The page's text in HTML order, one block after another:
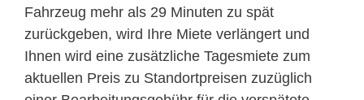
Fahrzeug mehr als 29 Minuten zu spät
zurückgeben, wird Ihre Miete verlängert und
Ihnen wird eine zusätzliche Tagesmiete zum
aktuellen Preis zu Standortpreisen zuzüglich